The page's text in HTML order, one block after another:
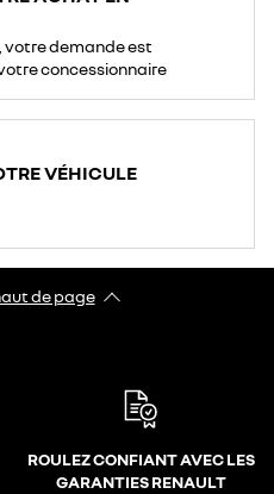
votre demande est
concessionnaire
VÉHICULE
de page​
ROULEZ CONFIANT AVEC LES
GARANTIES RENAULT